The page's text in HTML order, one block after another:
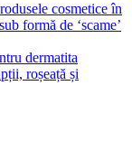
cosmetice în
formă de ‘scame’
dermatita
roșeață și